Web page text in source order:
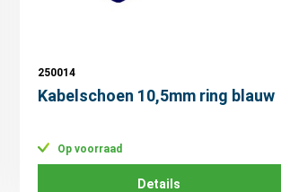
250014
Kabelschoen 10,5mm ring blauw
Op voorraad
Details